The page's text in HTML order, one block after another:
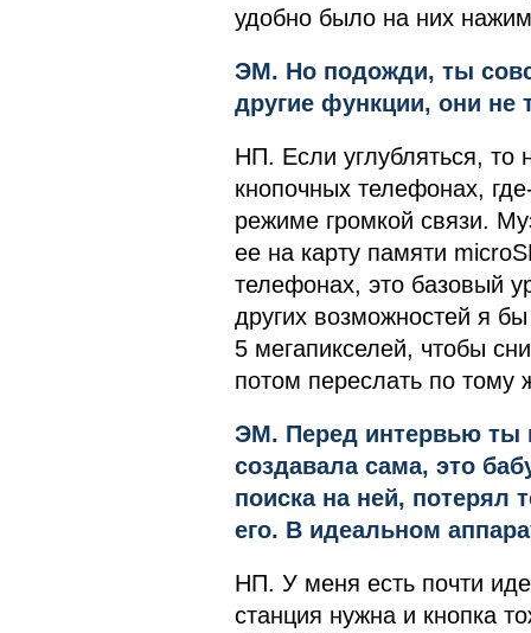
удобно было на них
ЭМ. Но подожди, ты
другие функции, они не
НП. Если углубляться, то
кнопочных телефонах,
режиме громкой связи.
ее на карту памяти
телефонах, это базовый
других возможностей я
5 мегапикселей, чтобы
потом переслать по тому
ЭМ. Перед интервью ты
создавала сама, это
поиска на ней, потерял
его. В идеальном
НП. У меня есть почти
станция нужна и кнопка